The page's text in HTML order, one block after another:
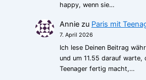
happy, wenn sie…
Anniezu Paris mit
7. April 2026
Ich lese Deinen Beitrag
und um 11.55 darauf warte,
Teenager fertig macht,…